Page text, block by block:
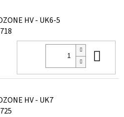
HV - UK6-5
HV - UK7